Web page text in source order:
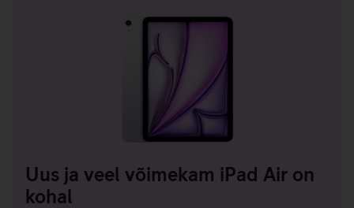
Uus ja veel võimekam iPad Air on
kohal